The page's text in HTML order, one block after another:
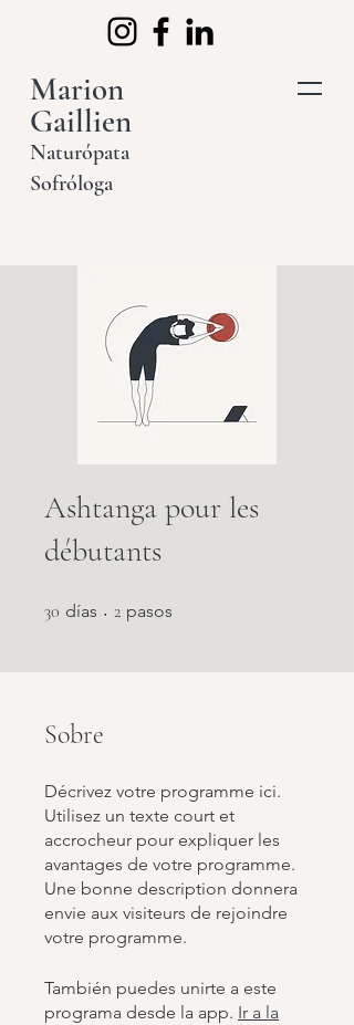
Marion
Gaillien
Naturópata
Sofróloga
Ashtanga pour les
débutants
30 días 2 pasos
Sobre
Décrivez votre programme ici.
Utilisez un texte court et
accrocheur pour expliquer les
avantages de votre programme.
Une bonne description donnera
envie aux visiteurs de rejoindre
votre programme.
También puedes unirte a este
programa desde la app. Ir a la